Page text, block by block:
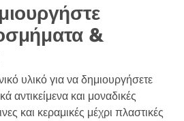
&
υλικό για να δημιουργήσετε
αντικείμενα και μοναδικές
και κεραμικές μέχρι πλαστικές